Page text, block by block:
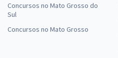
Concursos no Mato Grosso do
Sul
Concursos no Mato Grosso